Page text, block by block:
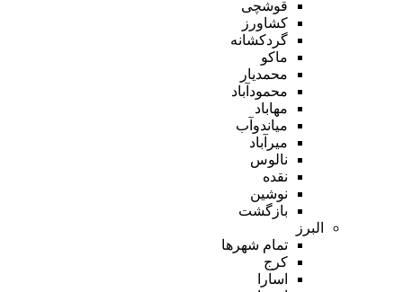
قوشچی
کشاورز
گردکشانه
ماکو
محمدیار
محمودآباد
مهاباد
میاندوآب
میرآباد
نالوس
نقده
نوشین
بازگشت
البرز
تمام شهر‌ها
کرج
اسارا